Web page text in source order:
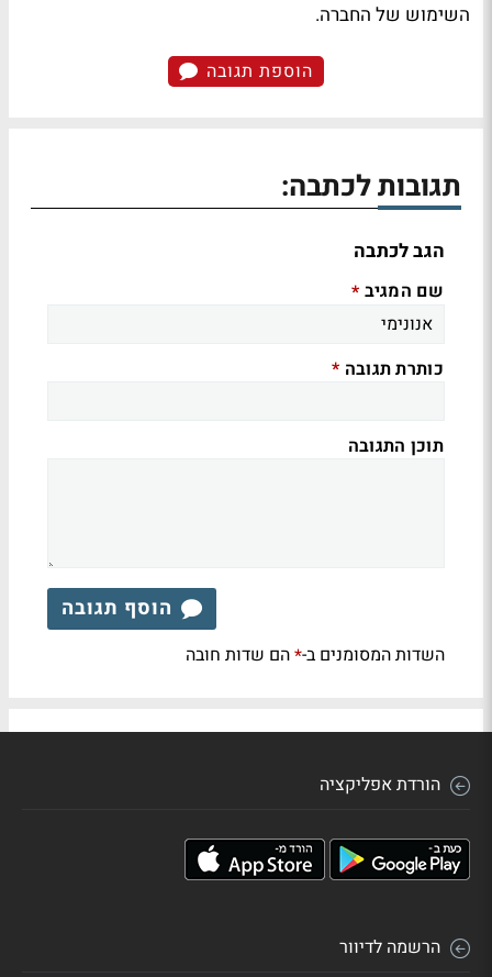
השימוש של החברה.
הוספת תגובה
תגובות לכתבה:
הגב לכתבה
שם המגיב *
כותרת תגובה *
תוכן התגובה
הוסף תגובה
השדות המסומנים ב-*הם שדות חובה
הורדת אפליקציה
הרשמה לדיוור